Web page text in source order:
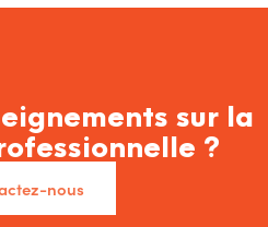
sur la
?
nous